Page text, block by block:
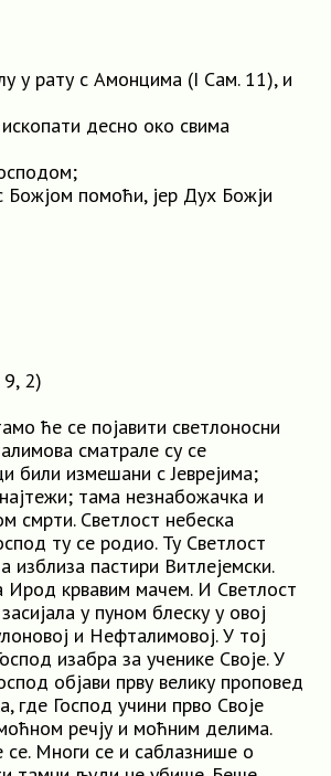
у рату с Амонцима (I Сам. 11), и
десно око свима
помоћи, јер Дух Божји
9, 2)
ће се појавити светлоносни
сматрале су се
били измешани с Јеврејима;
тама незнабожачка и
смрти. Светлост небеска
ту се родио. Ту Светлост
изблиза пастири Витлејемски.
Ирод крвавим мачем. И Светлост
у пуном блеску у овој
и Нефталимовој. У тој
изабра за ученике Своје. У
објави прву велику проповед
где Господ учини прво Своје
речју и моћним делима.
Многи се и саблазнише о